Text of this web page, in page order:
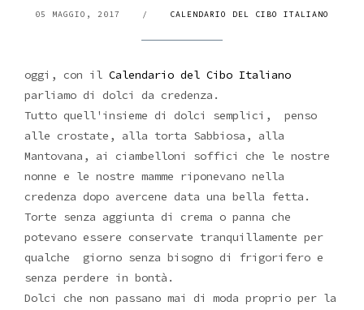
05 MAGGIO, 2017 / CALENDARIO DEL CIBO ITALIANO
oggi, con il Calendario del Cibo Italiano
parliamo di dolci da credenza.
Tutto quell'insieme di dolci semplici, penso
alle crostate, alla torta Sabbiosa, alla
Mantovana, ai ciambelloni soffici che le nostre
nonne e le nostre mamme riponevano nella
credenza dopo avercene data una bella fetta.
Torte senza aggiunta di crema o panna che
potevano essere conservate tranquillamente per
qualche giorno senza bisogno di frigorifero e
senza perdere in bontà.
Dolci che non passano mai di moda proprio per la